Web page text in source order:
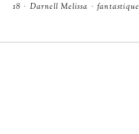
18 · Darnell Melissa · fantastique